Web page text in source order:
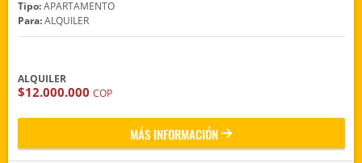
Tipo:APARTAMENTO
Para:ALQUILER
ALQUILER
$12.000.000 COP
MÁS INFORMACIÓN